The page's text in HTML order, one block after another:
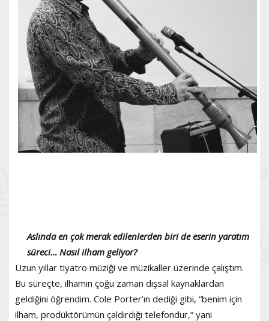
Aslında en çok merak edilenlerden biri de eserin yaratım
süreci… Nasıl ilham geliyor?
Uzun yıllar tiyatro müziği ve müzikaller üzerinde çalıştım.
Bu süreçte, ilhamın çoğu zaman dışsal kaynaklardan
geldiğini öğrendim. Cole Porter’ın dediği gibi, “benim için
ilham, prodüktörümün çaldırdığı telefondur,” yani